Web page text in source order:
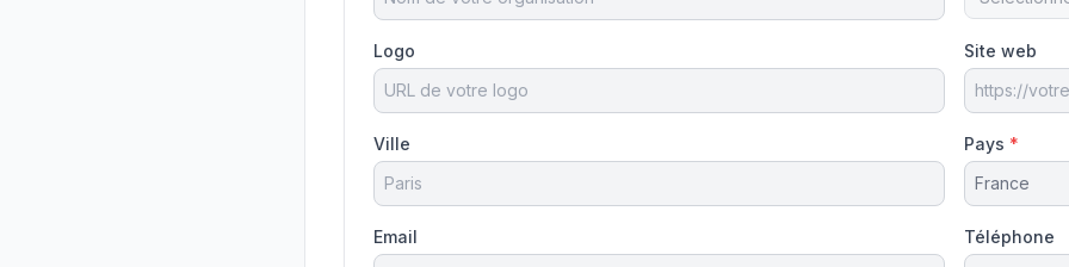
Logo Site web
Ville Pays *
Email Téléphone